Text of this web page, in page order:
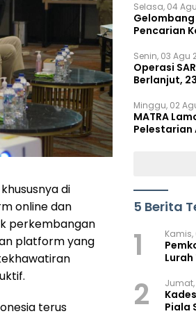
di
online dan
perkembangan
platform yang
terus
Selasa, 04
Pencarian
Senin, 03 Agu
Operasi
Berlanjut,
Minggu, 02
MATRA
Pelestarian
5 Berita
1 Kamis,
2 Jumat,
Piala